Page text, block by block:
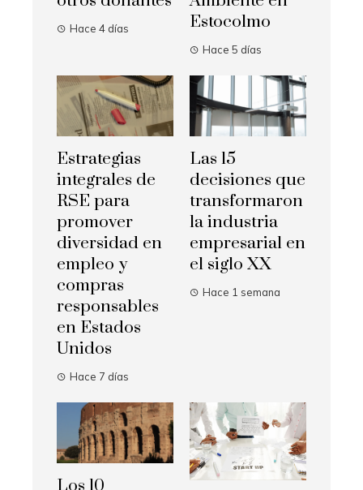
Hace 4 días
Estocolmo
Hace 5 días
Estrategias
integrales de
RSE para
promover
diversidad en
empleo y
compras
responsables
en Estados
Unidos
Hace 7 días
Las 15
decisiones que
transformaron
la industria
empresarial en
el siglo XX
Hace 1 semana